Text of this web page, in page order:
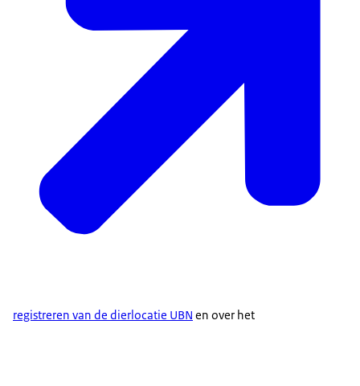
registreren van de dierlocatie UBN en over het